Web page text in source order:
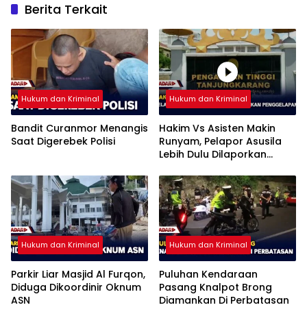
Berita Terkait
Hukum dan Kriminal
Bandit Curanmor Menangis
Saat Digerebek Polisi
Hukum dan Kriminal
Hakim Vs Asisten Makin
Runyam, Pelapor Asusila
Lebih Dulu Dilaporkan
Hukum dan Kriminal
Parkir Liar Masjid Al Furqon,
Diduga Dikoordinir Oknum
ASN
Hukum dan Kriminal
Puluhan Kendaraan
Pasang Knalpot Brong
Diamankan Di Perbatasan